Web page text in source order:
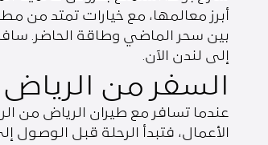
أبرز معالمها، مع خيارات تمتد من
بين سحر الماضي وطاقة الحاضر.
إلى لندن الآن.
السفر من
عندما تسافر مع طيران الرياض من
الأعمال، فتبدأ الرحلة قبل